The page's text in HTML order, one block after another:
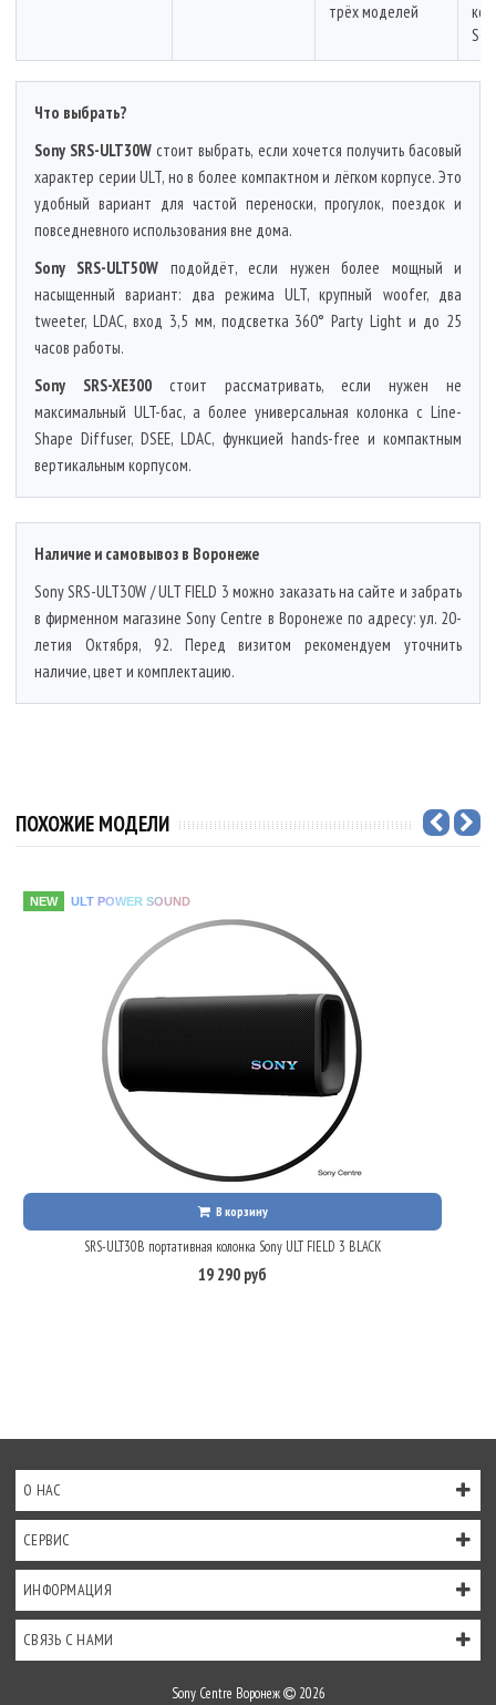
трёх моделей
Что выбрать?
Sony SRS-ULT30W стоит выбрать, если хочется получить басовый
характер серии ULT, но в более компактном и лёгком корпусе. Это
удобный вариант для частой переноски, прогулок, поездок и
повседневного использования вне дома.
Sony SRS-ULT50W подойдёт, если нужен более мощный и
насыщенный вариант: два режима ULT, крупный woofer, два
tweeter, LDAC, вход 3,5 мм, подсветка 360° Party Light и до 25
часов работы.
Sony SRS-XE300 стоит рассматривать, если нужен не
максимальный ULT-бас, а более универсальная колонка с Line-
Shape Diffuser, DSEE, LDAC, функцией hands-free и компактным
вертикальным корпусом.
Наличие и самовывоз в Воронеже
Sony SRS-ULT30W / ULT FIELD 3 можно заказать на сайте и забрать
в фирменном магазине Sony Centre в Воронеже по адресу: ул. 20-
летия Октября, 92. Перед визитом рекомендуем уточнить
наличие, цвет и комплектацию.
ПОХОЖИЕ МОДЕЛИ
NEW ULT POWER SOUND
В корзину
SRS-ULT30B портативная колонка Sony ULT FIELD 3 BLACK
19 290 руб
О НАС
СЕРВИС
ИНФОРМАЦИЯ
СВЯЗЬ С НАМИ
Sony Centre Воронеж 2026